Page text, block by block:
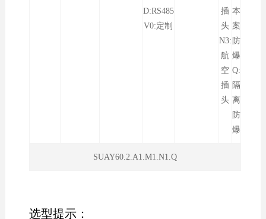
D:RS485
V0:定制
插
头
N3:
航
空
插
头
本
案
防
爆
Q:
隔
离
防
爆
SUAY60.2.A1.M1.N1.Q
选型提示：